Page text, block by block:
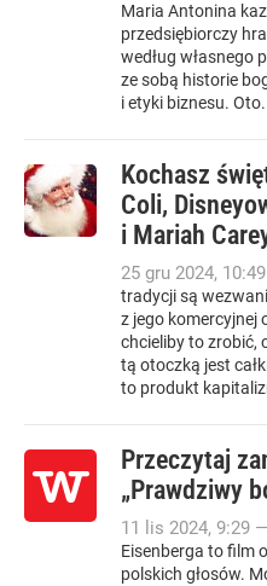
Maria Antonina
przedsiębiorczy
według własnego
ze sobą historie
i etyki biznesu.
Kochasz
Coli,
i Mariah
25 gru 2024, 10:49
tradycji są
z jego komercyjnej
chcieliby to zrobić,
tą otoczką jest
to produkt
Przeczytaj
„Prawdziwy
11 lis 2024, 9:29 —
Eisenberga to film
polskich głosów.